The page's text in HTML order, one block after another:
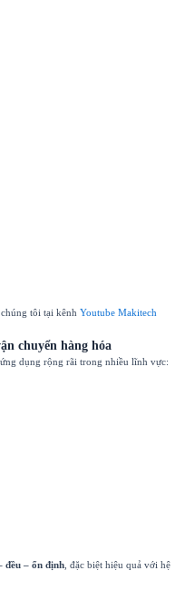
tôi tại kênh Youtube Makitech
chuyển hàng hóa
dụng rộng rãi trong nhiều lĩnh vực:
đều – ổn định , đặc biệt hiệu quả với hệ